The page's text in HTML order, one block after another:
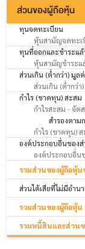
ส่วนของผู้ถือหุ้น
ทุนจดทะเบียน
หุ้นสามัญจดทะเ
ทุนที่ออกและชำระแล้
หุ้นสามัญชำระแ
ส่วนเกิน (ต่ำกว่า) มูล
ส่วนเกิน (ต่ำกว่
กำไร (ขาดทุน) สะสม
กำไรสะสม - จัด
สำรองตาม
กำไร (ขาดทุน)
องค์ประกอบอื่นของ
องค์ประกอบอื่น
รวมส่วนของผู้ถือหุ้
ส่วนได้เสียที่ไม่มีอำน
รวมส่วนของผู้ถือหุ้น
รวมหนี้สินและส่วน